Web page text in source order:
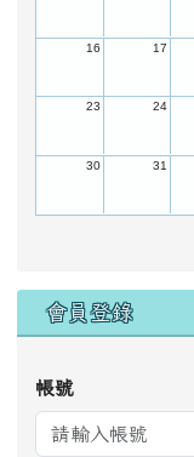
16 17
23 24
30 31
會員登錄
帳號